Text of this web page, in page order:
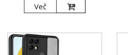
Več